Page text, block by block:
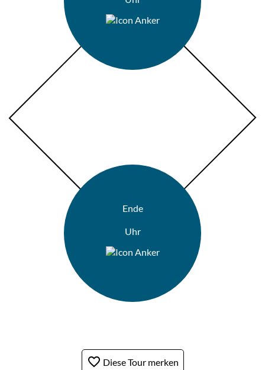
Ende
Uhr
favorite_border Diese Tour merken